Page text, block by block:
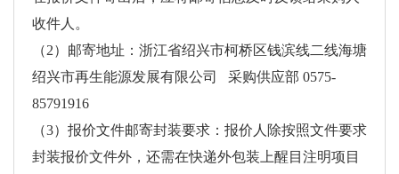
收件人。
（2）邮寄地址：浙江省绍兴市柯桥区钱滨线二线海塘
绍兴市再生能源发展有限公司 采购供应部 0575-
85791916
（3）报价文件邮寄封装要求：报价人除按照文件要求
封装报价文件外，还需在快递外包装上醒目注明项目